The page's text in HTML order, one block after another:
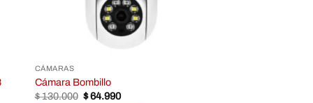
CÁMARAS
Cámara Bombillo
$130.000 Original
$64.990Current